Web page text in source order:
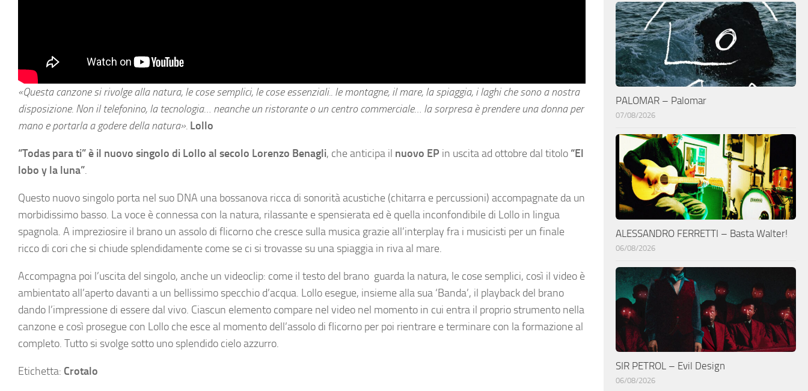
«Questa canzone si rivolge alla natura, le cose semplici, le cose essenziali.. le montagne, il mare, la spiaggia, i laghi che sono a nostra
disposizione. Non il telefonino, la tecnologia… neanche un ristorante o un centro commerciale… la sorpresa è prendere una donna per
mano e portarla a godere della natura». Lollo
“Todas para ti” è il nuovo singolo di Lollo al secolo Lorenzo Benagli, che anticipa il nuovo EP in uscita ad ottobre dal titolo “El
lobo y la luna”.
Questo nuovo singolo porta nel suo DNA una bossanova ricca di sonorità acustiche (chitarra e percussioni) accompagnate da un
morbidissimo basso. La voce è connessa con la natura, rilassante e spensierata ed è quella inconfondibile di Lollo in lingua
spagnola. A impreziosire il brano un assolo di flicorno che cresce sulla musica grazie all’interplay fra i musicisti per un finale
ricco di cori che si chiude splendidamente come se ci si trovasse su una spiaggia in riva al mare.
Accompagna poi l’uscita del singolo, anche un videoclip: come il testo del brano guarda la natura, le cose semplici, così il video è
ambientato all’aperto davanti a un bellissimo specchio d’acqua. Lollo esegue, insieme alla sua ‘Banda’, il playback del brano
dando l’impressione di essere dal vivo. Ciascun elemento compare nel video nel momento in cui entra il proprio strumento nella
canzone e così prosegue con Lollo che esce al momento dell’assolo di flicorno per poi rientrare e terminare con la formazione al
completo. Tutto si svolge sotto uno splendido cielo azzurro.
Etichetta: Crotalo
PALOMAR – Palomar
07/08/2026
ALESSANDRO FERRETTI – Basta Walter!
06/08/2026
SIR PETROL – Evil Design
06/08/2026